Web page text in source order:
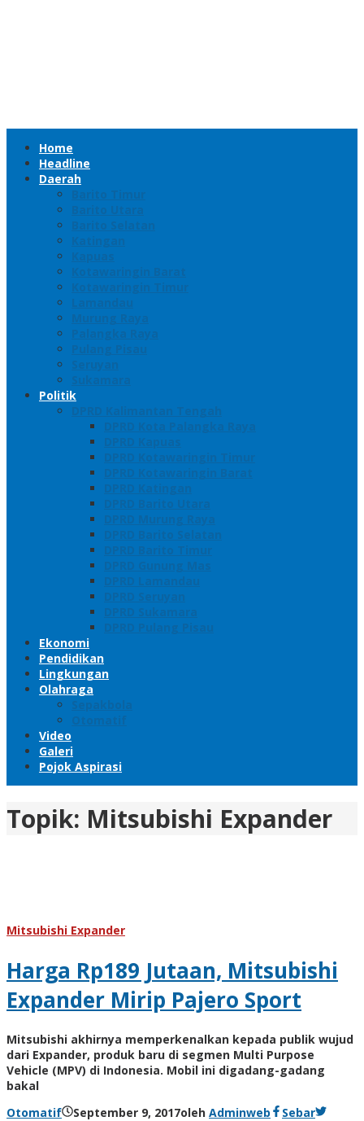
Home
Headline
Daerah
Barito Timur
Barito Utara
Barito Selatan
Katingan
Kapuas
Kotawaringin Barat
Kotawaringin Timur
Lamandau
Murung Raya
Palangka Raya
Pulang Pisau
Seruyan
Sukamara
Politik
DPRD Kalimantan Tengah
DPRD Kota Palangka Raya
DPRD Kapuas
DPRD Kotawaringin Timur
DPRD Kotawaringin Barat
DPRD Katingan
DPRD Barito Utara
DPRD Murung Raya
DPRD Barito Selatan
DPRD Barito Timur
DPRD Gunung Mas
DPRD Lamandau
DPRD Seruyan
DPRD Sukamara
DPRD Pulang Pisau
Ekonomi
Pendidikan
Lingkungan
Olahraga
Sepakbola
Otomatif
Video
Galeri
Pojok Aspirasi
Topik: Mitsubishi Expander
Mitsubishi Expander
Harga Rp189 Jutaan, Mitsubishi
Expander Mirip Pajero Sport
Mitsubishi akhirnya memperkenalkan kepada publik wujud
dari Expander, produk baru di segmen Multi Purpose
Vehicle (MPV) di Indonesia. Mobil ini digadang-gadang
bakal
Otomatif
September 9, 2017oleh Adminweb
Sebar